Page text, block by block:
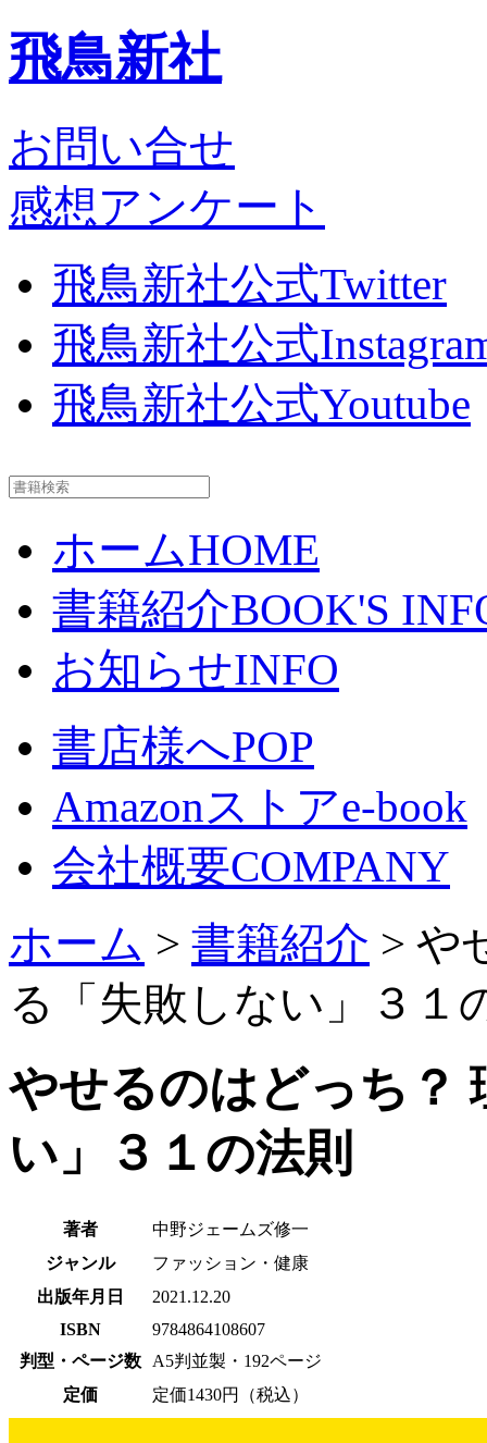
飛鳥新社
お問い合せ
感想アンケート
飛鳥新社公式Twitter
飛鳥新社公式
飛鳥新社公式Youtube
ホームHOME
書籍紹介BOOK'S
お知らせINFO
書店様へPOP
Amazonストアe-book
会社概要COMPANY
ホーム > 書籍紹介 > や
る「失敗しない」３１
やせるのはどっち？
い」３１の法則
著者
中野ジェームズ修一
ジャンル
ファッション・健康
出版年月日
2021.12.20
ISBN
9784864108607
判型・ページ数
A5判並製・192ページ
定価
定価1430円（税込）